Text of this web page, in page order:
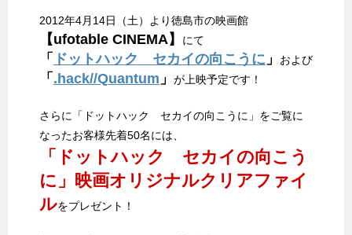
2012年4月14日（土）より徳島市の映画館
【ufotable CINEMA】 にて
「 ドットハック セカイの向こうに 」 および
「 .hack//Quantum 」 が上映予定です！
さらに「ドットハック セカイの向こうに」をご覧に
なったお客様先着50名には、
「ドットハック セカイの向こう
に」映画オリジナルクリアファイ
ルをプレゼント！